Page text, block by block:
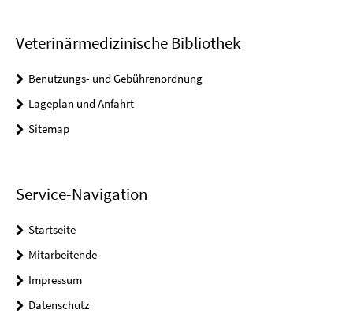
Veterinärmedizinische Bibliothek
Benutzungs- und Gebührenordnung
Lageplan und Anfahrt
Sitemap
Service-Navigation
Startseite
Mitarbeitende
Impressum
Datenschutz